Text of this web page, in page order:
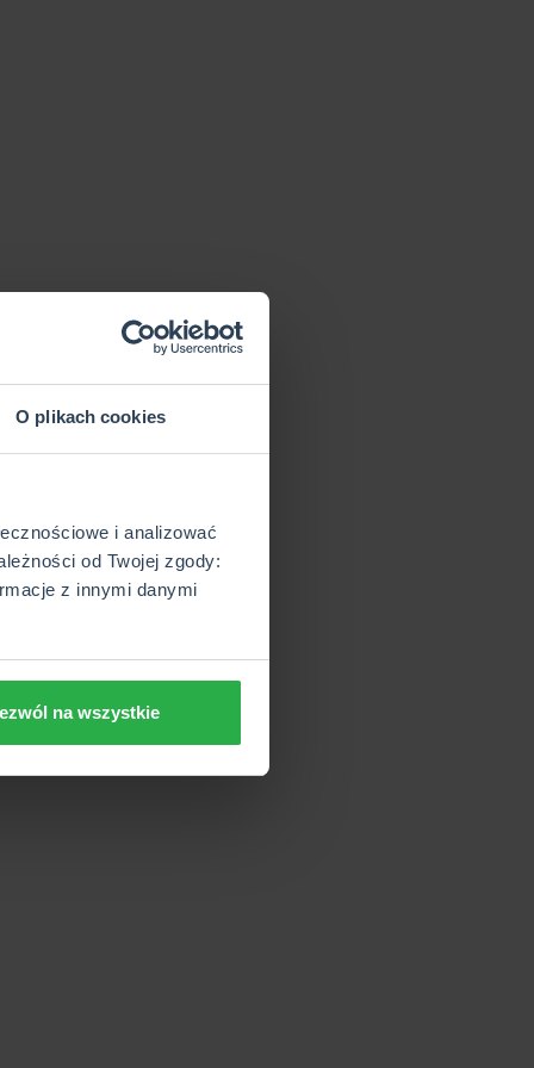
O plikach cookies
i analizować
od Twojej zgody:
z innymi danymi
na wszystkie